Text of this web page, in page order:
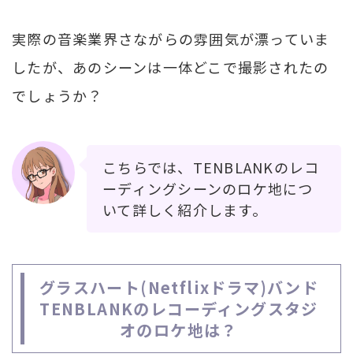
実際の音楽業界さながらの雰囲気が漂っていま
したが、あのシーンは一体どこで撮影されたの
でしょうか？
こちらでは、TENBLANKのレコ
ーディングシーンのロケ地につ
いて詳しく紹介します。
グラスハート(Netflixドラマ)バンド
TENBLANKのレコーディングスタジ
オのロケ地は？